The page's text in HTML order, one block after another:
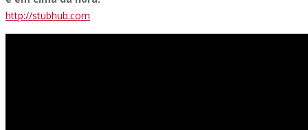
http://stubhub.com